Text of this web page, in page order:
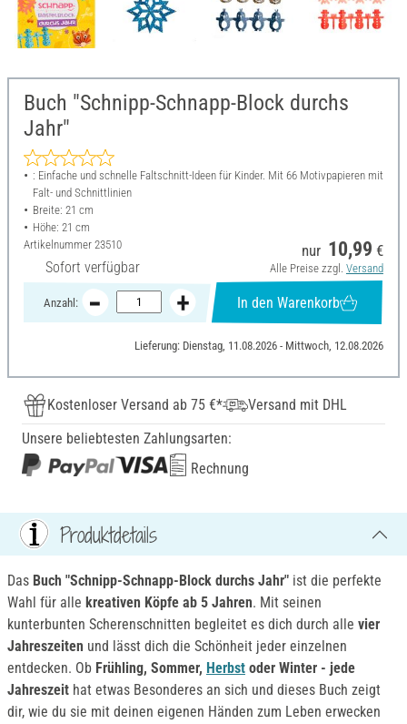
Buch "Schnipp-Schnapp-Block durchs
Jahr"
: Einfache und schnelle Faltschnitt-Ideen für Kinder. Mit 66 Motivpapieren mit
Falt- und Schnittlinien
Breite: 21 cm
Höhe: 21 cm
Artikelnummer 23510
Sofort verfügbar
nur 10,99 €
Alle Preise zzgl. Versand
Anzahl: In den Warenkorb
Lieferung: Dienstag, 11.08.2026 - Mittwoch, 12.08.2026
Kostenloser Versand ab 75 €*
Versand mit DHL
Unsere beliebtesten Zahlungsarten:
Rechnung
Produktdetails
Das Buch "Schnipp-Schnapp-Block durchs Jahr" ist die perfekte
Wahl für alle kreativen Köpfe ab 5 Jahren. Mit seinen
kunterbunten Scherenschnitten begleitet es dich durch alle vier
Jahreszeiten und lässt dich die Schönheit jeder einzelnen
entdecken. Ob Frühling, Sommer, Herbst oder Winter - jede
Jahreszeit hat etwas Besonderes an sich und dieses Buch zeigt
dir, wie du sie mit deinen eigenen Händen zum Leben erwecken